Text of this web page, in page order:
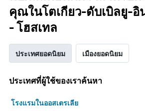
คุณในโตเกียว-ดับเบิลยู-อิ
- โฮสเทล
ประเทศยอดนิยม เมืองยอดนิยม
ประเทศที่ผู้ใช้ของเราค้นหา
โรงแรมในออสเตรเลีย